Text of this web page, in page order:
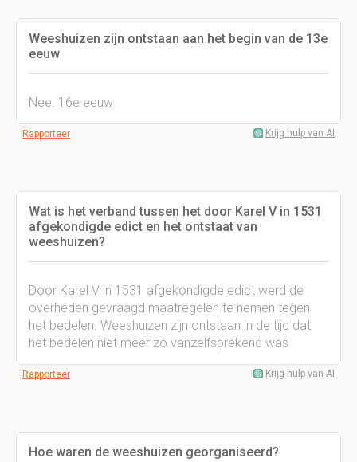
Weeshuizen zijn ontstaan aan het begin van de 13e
eeuw
Nee. 16e eeuw
Rapporteer Krijg hulp van AI
Wat is het verband tussen het door Karel V in 1531
afgekondigde edict en het ontstaat van
weeshuizen?
Door Karel V in 1531 afgekondigde edict werd de
overheden gevraagd maatregelen te nemen tegen
het bedelen. Weeshuizen zijn ontstaan in de tijd dat
het bedelen niet meer zo vanzelfsprekend was
Rapporteer Krijg hulp van AI
Hoe waren de weeshuizen georganiseerd?